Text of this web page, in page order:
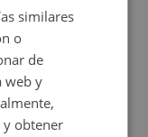
similares
o
de
web y
y obtener